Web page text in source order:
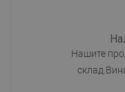
Нашите